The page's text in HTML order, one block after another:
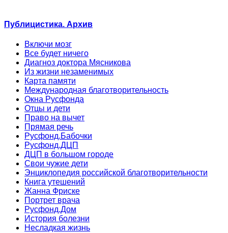
Публицистика. Архив
Включи мозг
Все будет ничего
Диагноз доктора Мясникова
Из жизни незаменимых
Карта памяти
Международная благотворительность
Окна Русфонда
Отцы и дети
Право на вычет
Прямая речь
Русфонд.Бабочки
Русфонд.ДЦП
ДЦП в большом городе
Свои чужие дети
Энциклопедия российской благотворительности
Книга утешений
Жанна Фриске
Портрет врача
Русфонд.Дом
История болезни
Несладкая жизнь